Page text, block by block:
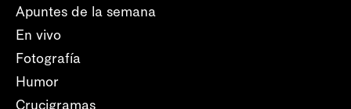
Apuntes de la semana
En vivo
Fotografía
Humor
Crucigramas